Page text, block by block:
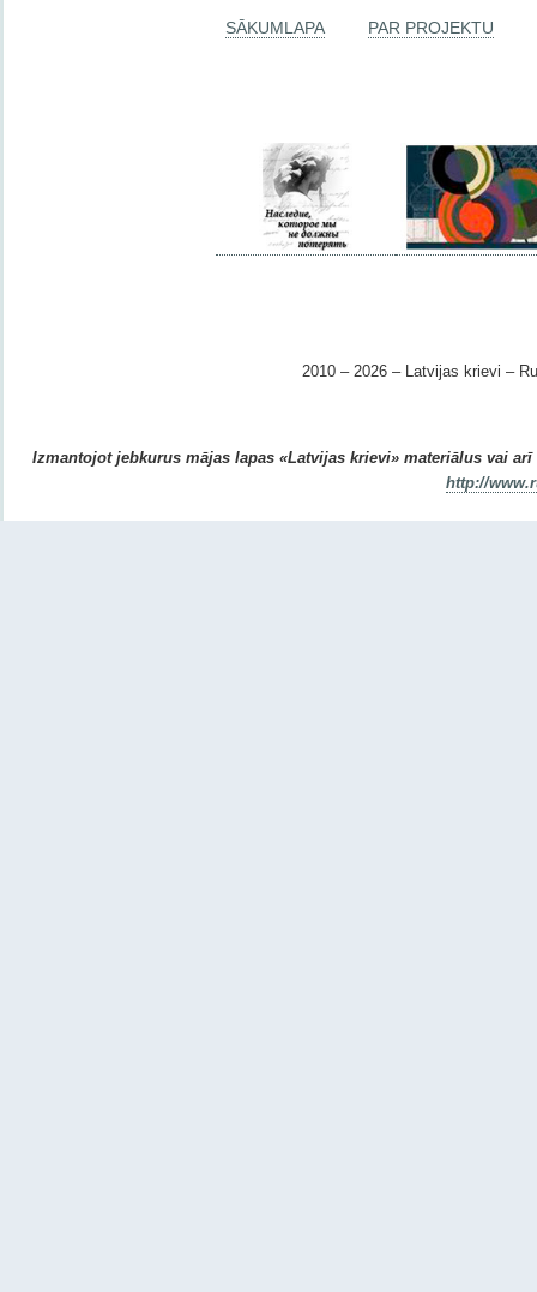
SĀKUMLAPA PAR PROJEKTU
2010 – 2026 – Latvijas krievi –
Izmantojot jebkurus mājas lapas «Latvijas krievi» materiālus vai
http://